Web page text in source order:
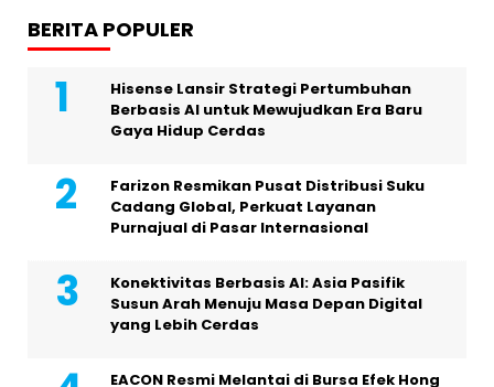
BERITA POPULER
Hisense Lansir Strategi Pertumbuhan
Berbasis AI untuk Mewujudkan Era Baru
Gaya Hidup Cerdas
Farizon Resmikan Pusat Distribusi Suku
Cadang Global, Perkuat Layanan
Purnajual di Pasar Internasional
Konektivitas Berbasis AI: Asia Pasifik
Susun Arah Menuju Masa Depan Digital
yang Lebih Cerdas
EACON Resmi Melantai di Bursa Efek Hong